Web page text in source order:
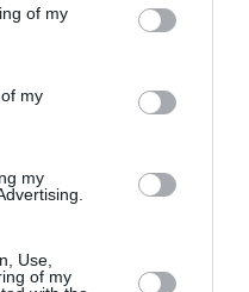
of my
my
my
Use,
of my
στον Θερινό
Δημοτικό
10-16/8